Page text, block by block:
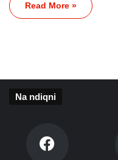
Read More »
Na ndiqni